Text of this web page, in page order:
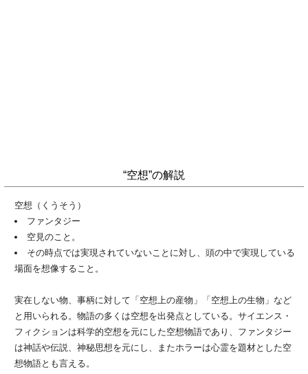
“空想”の解説
空想（くうそう）
ファンタジー
空見のこと。
その時点では実現されていないことに対し、頭の中で実現している
場面を想像すること。
実在しない物、事柄に対して「空想上の産物」「空想上の生物」など
と用いられる。物語の多くは空想を出発点としている。サイエンス・
フィクションは科学的空想を元にした空想物語であり、ファンタジー
は神話や伝説、神秘思想を元にし、またホラーは心霊を題材とした空
想物語とも言える。